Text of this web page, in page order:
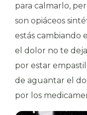
para calmarlo,
son opiáceos
estás cambiando
el dolor no te
por estar
de aguantar el
por los